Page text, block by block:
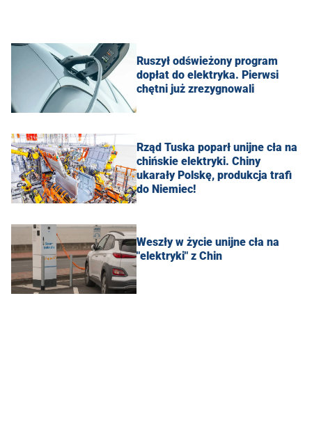
Ruszył odświeżony program
dopłat do elektryka. Pierwsi
chętni już zrezygnowali
Rząd Tuska poparł unijne cła na
chińskie elektryki. Chiny
ukarały Polskę, produkcja trafi
do Niemiec!
Weszły w życie unijne cła na
"elektryki" z Chin